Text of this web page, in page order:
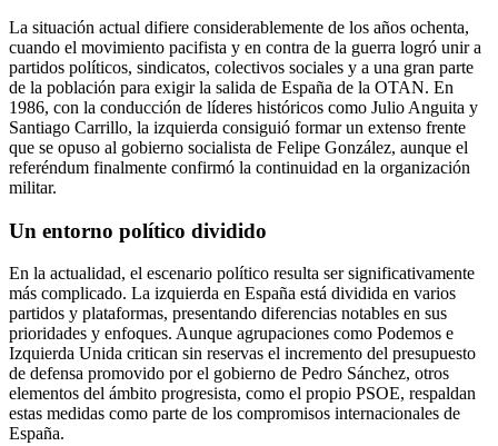
La situación actual difiere considerablemente de los años ochenta,
cuando el movimiento pacifista y en contra de la guerra logró unir a
partidos políticos, sindicatos, colectivos sociales y a una gran parte
de la población para exigir la salida de España de la OTAN. En
1986, con la conducción de líderes históricos como Julio Anguita y
Santiago Carrillo, la izquierda consiguió formar un extenso frente
que se opuso al gobierno socialista de Felipe González, aunque el
referéndum finalmente confirmó la continuidad en la organización
militar.
Un entorno político dividido
En la actualidad, el escenario político resulta ser significativamente
más complicado. La izquierda en España está dividida en varios
partidos y plataformas, presentando diferencias notables en sus
prioridades y enfoques. Aunque agrupaciones como Podemos e
Izquierda Unida critican sin reservas el incremento del presupuesto
de defensa promovido por el gobierno de Pedro Sánchez, otros
elementos del ámbito progresista, como el propio PSOE, respaldan
estas medidas como parte de los compromisos internacionales de
España.